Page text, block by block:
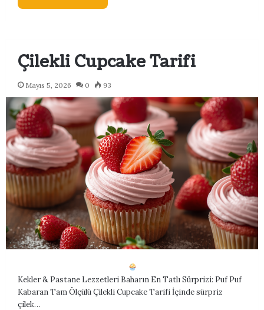
Çilekli Cupcake Tarifi
Mayıs 5, 2026 0 93
Kekler & Pastane Lezzetleri Baharın En Tatlı Sürprizi: Puf Puf
Kabaran Tam Ölçülü Çilekli Cupcake Tarifi İçinde sürpriz
çilek…